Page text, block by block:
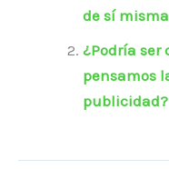
de sí
¿Podría ser
pensamos
publicidad?